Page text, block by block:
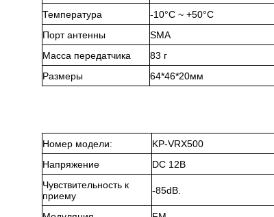
Температура
-10°C ~ +50°C
Порт антенны
SMA
Масса передатчика
83 г
Размеры
64*46*20мм
Номер модели:
KP-VRX500
Напряжение
DC 12В
Чувствительность к
приему
-85dВ.